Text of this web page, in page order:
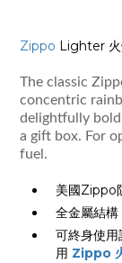
Zippo Lighter
The classic
concentric
delightfully bold
a gift box. For
fuel.
美國Zippo
全金屬結
可終身使
用 Zippo